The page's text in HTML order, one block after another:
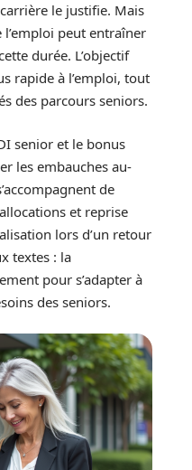
le justifie. Mais
peut entraîner
durée. L’objectif
rapide à l’emploi, tout
des parcours seniors.
senior et le bonus
les embauches au-
de
et reprise
lors d’un retour
textes : la
pour s’adapter à
des seniors.